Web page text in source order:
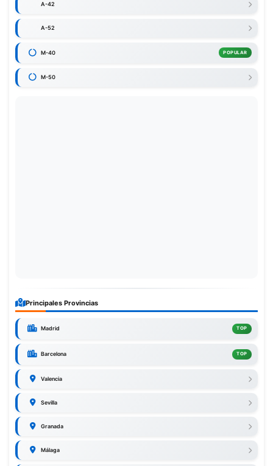
A-42
A-52
M-40 POPULAR
M-50
Principales Provincias
Madrid TOP
Barcelona TOP
Valencia
Sevilla
Granada
Málaga